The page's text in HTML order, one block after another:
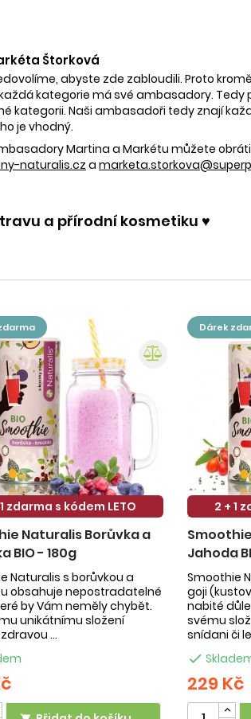
Štorková
abyste zde zabloudili. Proto
kategorie má své ambasadory. Tedy
kategorii. Naši ambasadoři tedy znají
je vhodný.
Martina a Markétu můžete
naturalis.cz a
a přírodní kosmetiku ♥️
zdarma s kódem LETO
Naturalis Borůvka a
BIO - 180g
Naturalis s borůvkou a
obsahuje nepostradatelné
by Vám neměly chybět.
unikátnímu složení
...
dárek
2 + 1
Jahoda
Smoothie
goji
nabité
svému
snídani či

229 Kč